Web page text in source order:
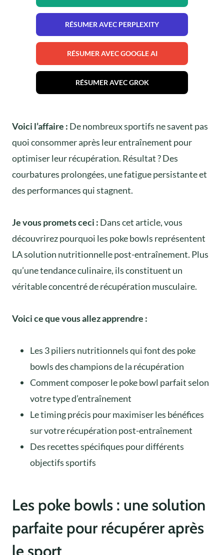
RÉSUMER AVEC PERPLEXITY
RÉSUMER AVEC GOOGLE AI
RÉSUMER AVEC GROK
Voici l’affaire : De nombreux sportifs ne savent pas
quoi consommer après leur entraînement pour
optimiser leur récupération. Résultat ? Des
courbatures prolongées, une fatigue persistante et
des performances qui stagnent.
Je vous promets ceci : Dans cet article, vous
découvrirez pourquoi les poke bowls représentent
LA solution nutritionnelle post-entraînement. Plus
qu’une tendance culinaire, ils constituent un
véritable concentré de récupération musculaire.
Voici ce que vous allez apprendre :
Les 3 piliers nutritionnels qui font des poke
bowls des champions de la récupération
Comment composer le poke bowl parfait selon
votre type d’entraînement
Le timing précis pour maximiser les bénéfices
sur votre récupération post-entraînement
Des recettes spécifiques pour différents
objectifs sportifs
Les poke bowls : une solution
parfaite pour récupérer après
le sport